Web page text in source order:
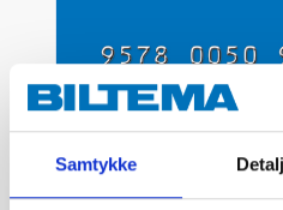
Samtykke